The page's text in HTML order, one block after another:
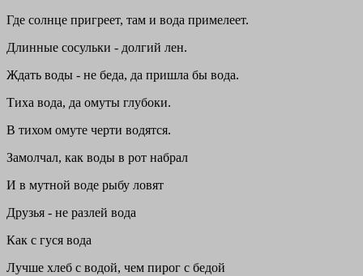
Где солнце пригреет, там и вода примелеет.
Длинные сосульки - долгий лен.
Ждать воды - не беда, да пришла бы вода.
Тиха вода, да омуты глубоки.
В тихом омуте черти водятся.
Замолчал, как воды в рот набрал
И в мутной воде рыбу ловят
Друзья - не разлей вода
Как с гуся вода
Лучше хлеб с водой, чем пирог с бедой